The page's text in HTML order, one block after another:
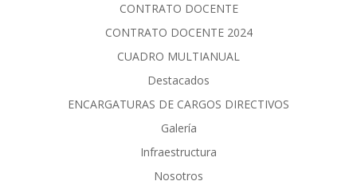
CONTRATO DOCENTE
CONTRATO DOCENTE 2024
CUADRO MULTIANUAL
Destacados
ENCARGATURAS DE CARGOS DIRECTIVOS
Galería
Infraestructura
Nosotros